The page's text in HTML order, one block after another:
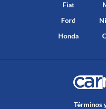
Fiat
Ford
Honda
Términos